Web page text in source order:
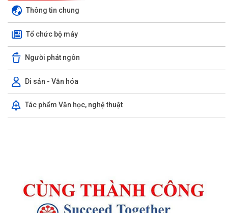
Thông tin chung
Tổ chức bộ máy
Người phát ngôn
Di sản - Văn hóa
Tác phẩm Văn học, nghệ thuật